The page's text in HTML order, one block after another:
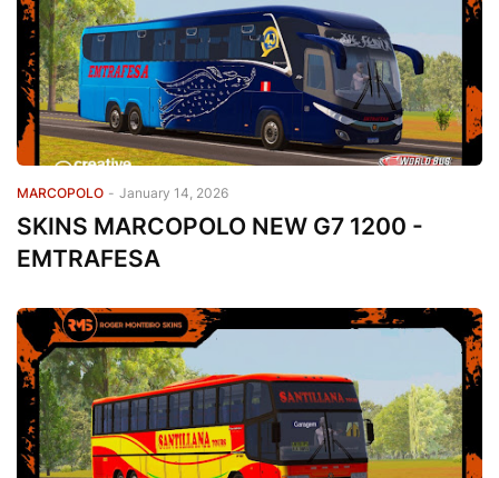
MARCOPOLO - January 14, 2026
SKINS MARCOPOLO NEW G7 1200 -
EMTRAFESA